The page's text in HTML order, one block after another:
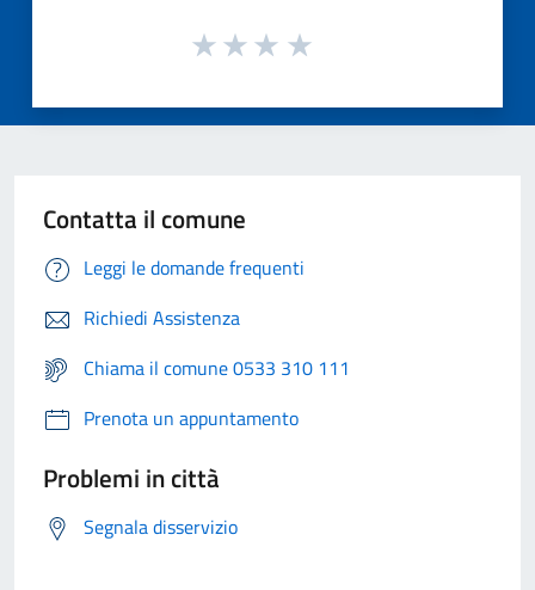
Contatta il comune
Leggi le domande frequenti
Richiedi Assistenza
Chiama il comune 0533 310 111
Prenota un appuntamento
Problemi in città
Segnala disservizio